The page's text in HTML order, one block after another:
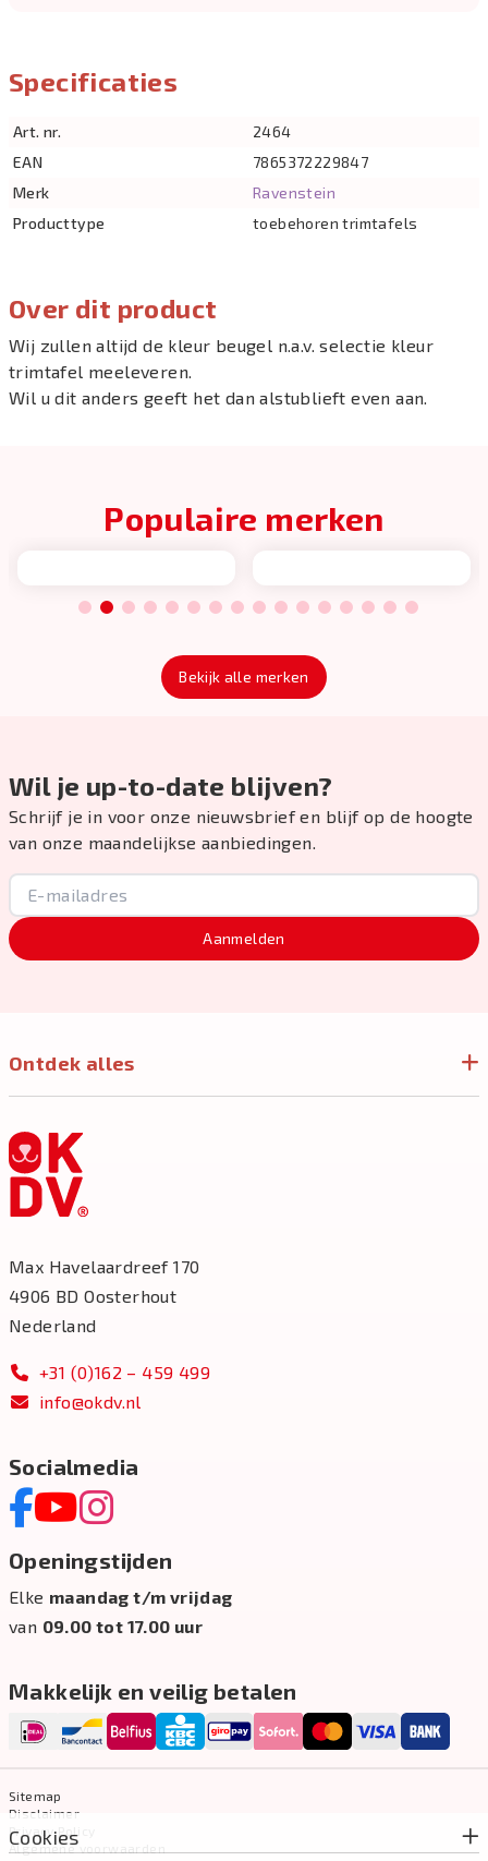
Over dit product
Wij zullen altijd de kleur beugel n.a.v. selectie kleur
trimtafel meeleveren.
Wil u dit anders geeft het dan alstublieft even aan.
Specificaties
Art. nr.
2464
EAN
7865372229847
Merk
Ravenstein
Producttype
toebehoren trimtafels
Populaire merken
1 2 3 4 5 6 7 8 9 10 11 12 13 14 15 16
Bekijk alle merken
Wil je up-to-date blijven?
Schrijf je in voor onze nieuwsbrief en blijf op de hoogte
van onze maandelijkse aanbiedingen.
Aanmelden
Ontdek alles
Max Havelaardreef 170
4906 BD Oosterhout
Nederland
+31 (0)162 – 459 499
info@okdv.nl
Socialmedia
Openingstijden
Elke maandag t/m vrijdag
van 09.00 tot 17.00 uur
Makkelijk en veilig betalen
Sitemap
Disclaimer
Privacy Policy
Algemene voorwaarden
Cookies